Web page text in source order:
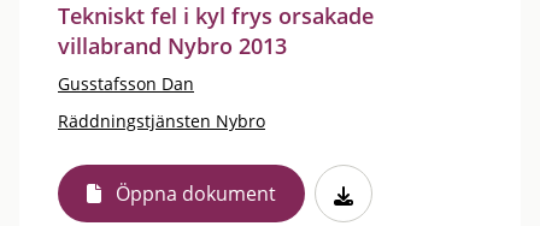
Tekniskt fel i kyl frys orsakade
villabrand Nybro 2013
Gusstafsson Dan
Räddningstjänsten Nybro
Öppna dokument